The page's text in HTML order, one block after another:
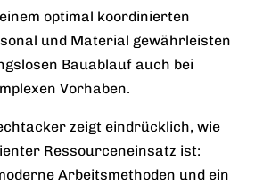
optimal koordinierten
und Material gewährleisten
Bauablauf auch bei
Vorhaben.
zeigt eindrücklich, wie
Ressourceneinsatz ist:
Arbeitsmethoden und ein